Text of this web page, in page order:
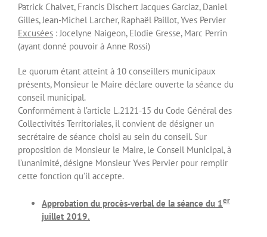
Patrick Chalvet, Francis Dischert Jacques Garciaz, Daniel
Gilles, Jean-Michel Larcher, Raphaël Paillot, Yves Pervier
Excusées : Jocelyne Naigeon, Elodie Gresse, Marc Perrin
(ayant donné pouvoir à Anne Rossi)
Le quorum étant atteint à 10 conseillers municipaux
présents, Monsieur le Maire déclare ouverte la séance du
conseil municipal.
Conformément à l’article L.2121-15 du Code Général des
Collectivités Territoriales, il convient de désigner un
secrétaire de séance choisi au sein du conseil. Sur
proposition de Monsieur le Maire, le Conseil Municipal, à
l’unanimité, désigne Monsieur Yves Pervier pour remplir
cette fonction qu’il accepte.
Approbation du procès-verbal de la séance du 1er
juillet 2019.